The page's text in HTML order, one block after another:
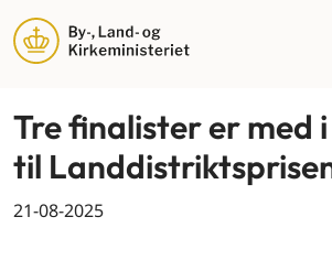
Tre finalister er med
til
21-08-2025